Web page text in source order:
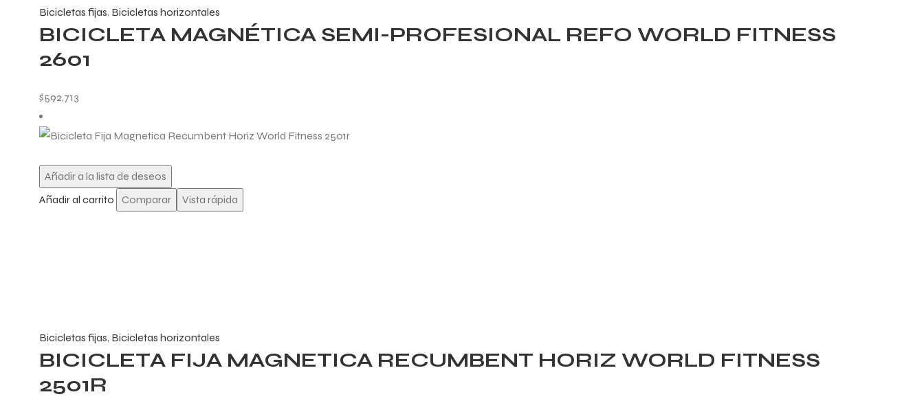
Bicicletas fijas, Bicicletas horizontales
BICICLETA MAGNÉTICA SEMI-PROFESIONAL REFO WORLD FITNESS
2601
$592,713
Añadir a la lista de deseos
Añadir al carrito
Comparar Vista rápida
Bicicletas fijas, Bicicletas horizontales
BICICLETA FIJA MAGNETICA RECUMBENT HORIZ WORLD FITNESS
2501R